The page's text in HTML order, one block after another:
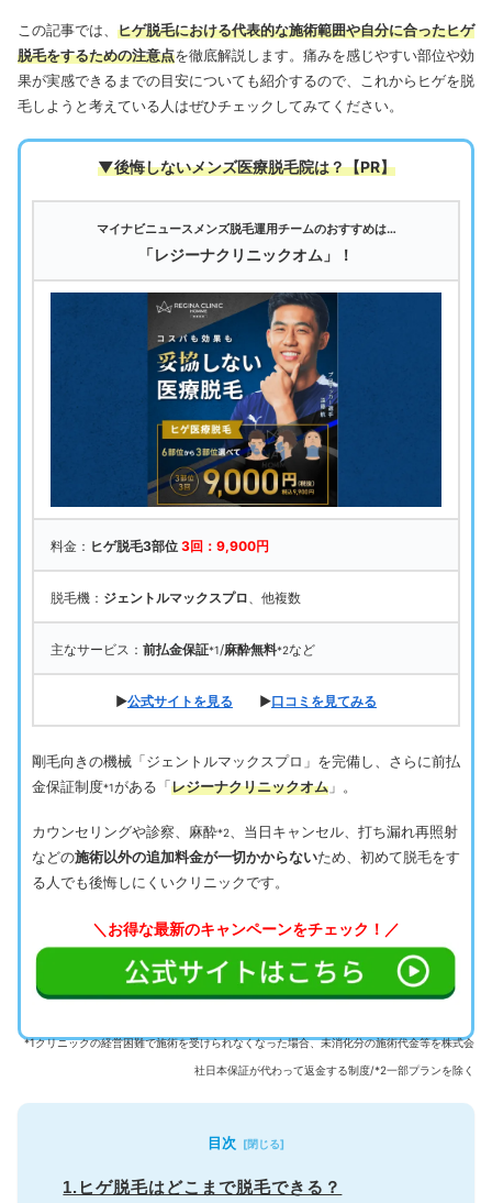
この記事では、 ヒゲ脱毛における代表的な施術範囲や自分に合ったヒゲ
脱毛をするための注意点を徹底解説します。痛みを感じやすい部位や効
果が実感できるまでの目安についても紹介するので、これからヒゲを脱
毛しようと考えている人はぜひチェックしてみてください。
▼後悔しないメンズ医療脱毛院は？【PR】
マイナビニュースメンズ脱毛運用チームのおすすめは…
「レジーナクリニックオム」！
料金： ヒゲ脱毛3部位 3回：9,900円
脱毛機： ジェントルマックスプロ、他複数
主なサービス： 前払金保証*1/麻酔無料*2など
▶公式サイトを見る ▶口コミを見てみる
剛毛向きの機械「ジェントルマックスプロ」を完備し、さらに前払
金保証制度*1がある「レジーナクリニックオム 」。
カウンセリングや診察、麻酔*2
、当日キャンセル、打ち漏れ再照射
などの施術以外の追加料金が一切かからないため、初めて脱毛をす
る人でも後悔しにくいクリニックです。
＼お得な最新のキャンペーンをチェック！／
*1クリニックの経営困難で施術を受けられなくなった場合、未消化分の施術代金等を株式会
社日本保証が代わって返金する制度/*2一部プランを除く
目次
1.ヒゲ脱毛はどこまで脱毛できる？